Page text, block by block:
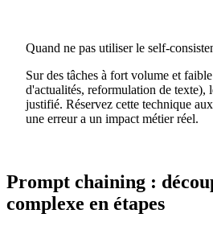
Quand ne pas utiliser le self-
Sur des tâches à fort volume et
d'actualités, reformulation de texte),
justifié. Réservez cette technique
une erreur a un impact métier réel.
Prompt chaining :
complexe en étapes